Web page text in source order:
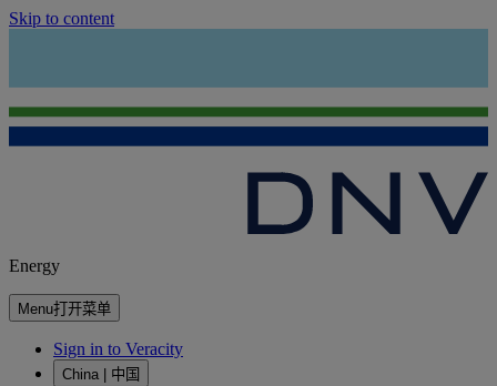
Skip to content
Energy
Menu打开菜单
Sign in to Veracity
China | 中国